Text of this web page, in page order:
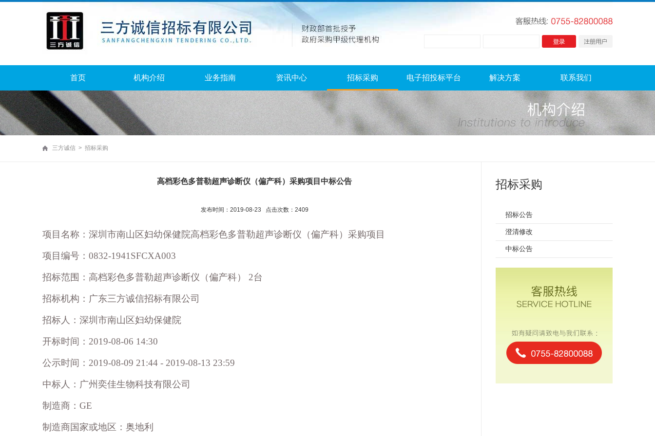
首页 机构介绍 业务指南 资讯中心 招标采购 电子招投标平台 解决方案 联系我们
三方诚信 > 招标采购
高档彩色多普勒超声诊断仪（偏产科）采购项目中标公告
发布时间：2019-08-23 点击次数：2409
项目名称：深圳市南山区妇幼保健院高档彩色多普勒超声诊断仪（偏产科）采购项目
项目编号：0832-1941SFCXA003
招标范围：高档彩色多普勒超声诊断仪（偏产科） 2台
招标机构：广东三方诚信招标有限公司
招标人：深圳市南山区妇幼保健院
开标时间：2019-08-06 14:30
公示时间：2019-08-09 21:44 - 2019-08-13 23:59
中标人：广州奕佳生物科技有限公司
制造商：GE
制造商国家或地区：奥地利
招标采购
招标公告
澄清修改
中标公告